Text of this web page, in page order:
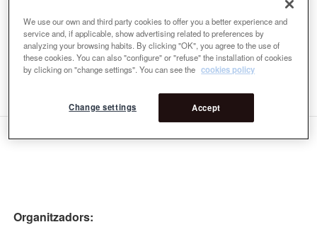
treballa com a professora de disseny paisatgístic al
Department of Lanscape Architecture, Biotechnical Faculty,
University of Ljubljana.
Email info@akka.si Web http://akka.si/ob-rinzi-
elementary-school/
Organitzadors:
We use our own and third party cookies to offer you a better experience and
service and, if applicable, show advertising related to preferences by
analyzing your browsing habits. By clicking "OK", you agree to the use of
these cookies. You can also "configure" or "refuse" the installation of cookies
by clicking on "change settings". You can see the cookies policy
Accept
Change settings